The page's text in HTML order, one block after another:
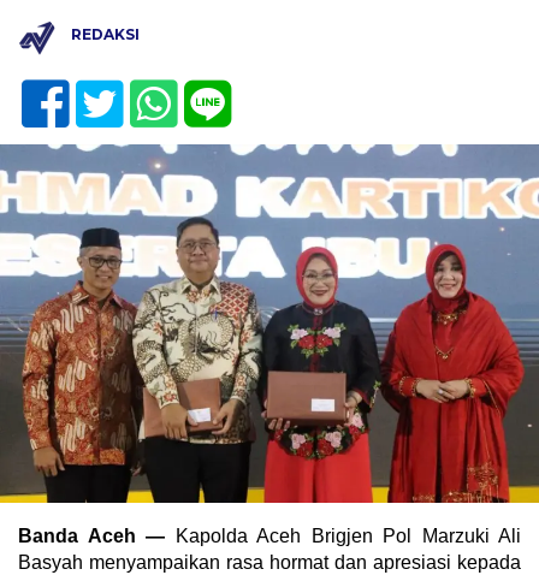
REDAKSI
Banda Aceh — Kapolda Aceh Brigjen Pol Marzuki Ali
Basyah menyampaikan rasa hormat dan apresiasi kepada